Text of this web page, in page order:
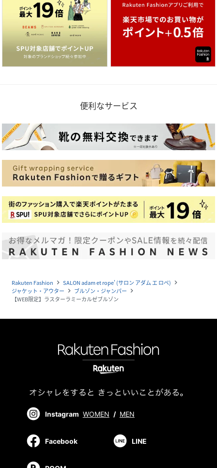
便利なサービス
Rakuten Fashion navigate_next SALON adam et rope' (サロン アダム エ ロペ) navigate_next
ジャケット・アウター navigate_next ブルゾン・ジャンパー navigate_next
【WEB限定】ラスターラミーカルゼブルゾン
Instagram WOMEN / MEN
Facebook LINE